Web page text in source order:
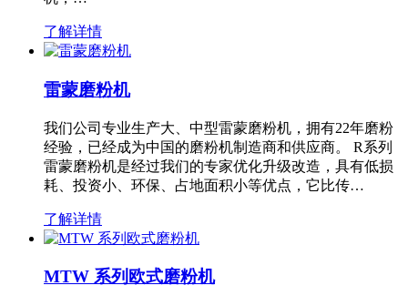
了解详情
雷蒙磨粉机
我们公司专业生产大、中型雷蒙磨粉机，拥有22年磨粉
经验，已经成为中国的磨粉机制造商和供应商。 R系列
雷蒙磨粉机是经过我们的专家优化升级改造，具有低损
耗、投资小、环保、占地面积小等优点，它比传…
了解详情
MTW 系列欧式磨粉机